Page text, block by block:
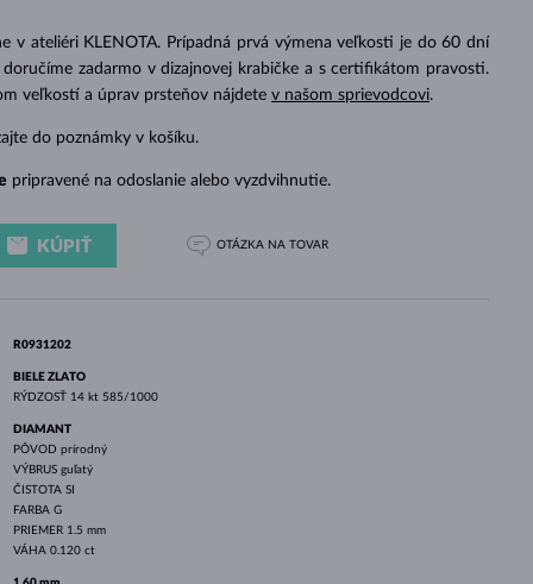
POZRIEŤ
POZRIEŤ
POZRIEŤ
BIELE ZLATO
POZRIEŤ
RUŽOVÉ ZLATO
POZRIEŤ
POZRIEŤ
POZRIEŤ
BIELE ZLATO
POZRIEŤ
POZRIEŤ
POZRIEŤ
v ateliéri KLENOTA. Prípadná prvá výmena veľkosti je do 60 dní
doručíme zadarmo v dizajnovej krabičke a s certifikátom pravosti.
veľkostí a úprav prsteňov nájdete v našom sprievodcovi.
do poznámky v košíku.
pripravené na odoslanie alebo vyzdvihnutie.
KÚPIŤ OTÁZKA NA TOVAR
R0931202
BIELE ZLATO
RÝDZOSŤ 14 kt 585/1000
DIAMANT
PÔVOD prírodný
VÝBRUS guľatý
ČISTOTA SI
FARBA G
PRIEMER 1.5 mm
VÁHA 0.120 ct